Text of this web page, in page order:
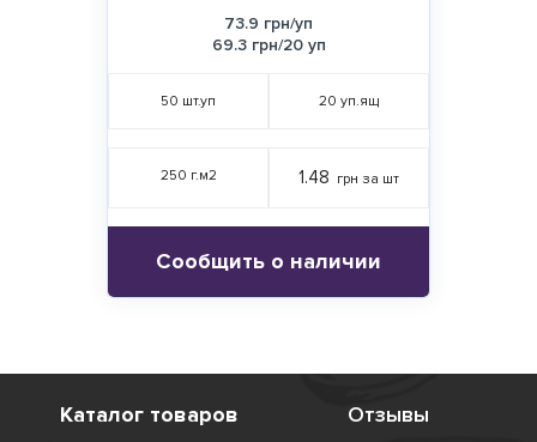
73.9 грн/уп
69.3 грн/20 уп
50 шт.уп 20 уп.ящ
250 г.м2 1.48 грн за шт
Сообщить о наличии
Каталог товаров
Отзывы